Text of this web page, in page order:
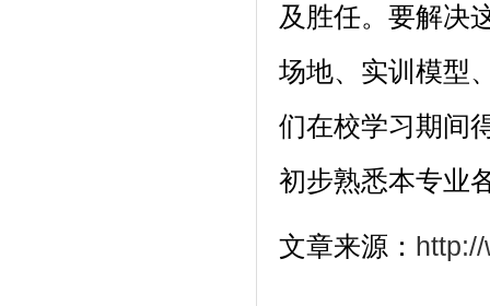
及胜任。要解决
场地、实训模型
们在校学习期间
初步熟悉本专业
文章来源：